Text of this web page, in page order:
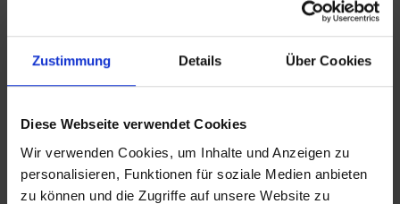
Zustimmung Details Über Cookies
Diese Webseite verwendet Cookies
Wir verwenden Cookies, um Inhalte und Anzeigen zu
personalisieren, Funktionen für soziale Medien anbieten
zu können und die Zugriffe auf unsere Website zu